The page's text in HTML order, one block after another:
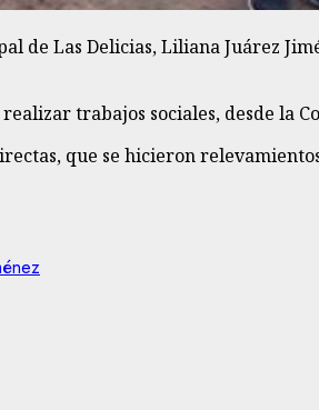
de Las Delicias, Liliana Juárez
trabajos sociales, desde la
que se hicieron